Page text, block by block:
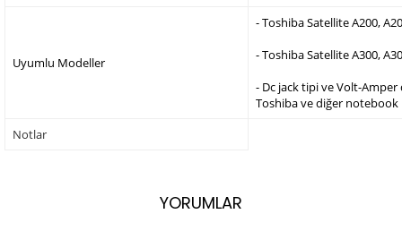
Uyumlu Modeller
- Toshiba Satellite A200,
- Toshiba Satellite A300,
- Dc jack tipi ve Volt-
Toshiba ve diğer
Notlar
YORUMLAR